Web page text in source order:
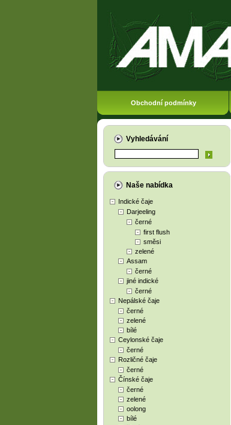
Obchodní podmínky
Vyhledávání
Naše nabídka
Indické čaje
Darjeeling
černé
first flush
směsi
zelené
Assam
černé
jiné indické
černé
Nepálské čaje
černé
zelené
bílé
Ceylonské čaje
černé
Rozličné čaje
černé
Čínské čaje
černé
zelené
oolong
bílé